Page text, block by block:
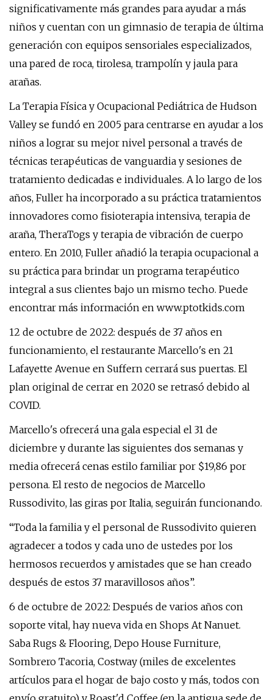
significativamente más grandes para ayudar a más
niños y cuentan con un gimnasio de terapia de última
generación con equipos sensoriales especializados,
una pared de roca, tirolesa, trampolín y jaula para
arañas.
La Terapia Física y Ocupacional Pediátrica de Hudson
Valley se fundó en 2005 para centrarse en ayudar a los
niños a lograr su mejor nivel personal a través de
técnicas terapéuticas de vanguardia y sesiones de
tratamiento dedicadas e individuales. A lo largo de los
años, Fuller ha incorporado a su práctica tratamientos
innovadores como fisioterapia intensiva, terapia de
araña, TheraTogs y terapia de vibración de cuerpo
entero. En 2010, Fuller añadió la terapia ocupacional a
su práctica para brindar un programa terapéutico
integral a sus clientes bajo un mismo techo. Puede
encontrar más información en www.ptotkids.com
12 de octubre de 2022: después de 37 años en
funcionamiento, el restaurante Marcello's en 21
Lafayette Avenue en Suffern cerrará sus puertas. El
plan original de cerrar en 2020 se retrasó debido al
COVID.
Marcello's ofrecerá una gala especial el 31 de
diciembre y durante las siguientes dos semanas y
media ofrecerá cenas estilo familiar por $19,86 por
persona. El resto de negocios de Marcello
Russodivito, las giras por Italia, seguirán funcionando.
“Toda la familia y el personal de Russodivito quieren
agradecer a todos y cada uno de ustedes por los
hermosos recuerdos y amistades que se han creado
después de estos 37 maravillosos años”.
6 de octubre de 2022: Después de varios años con
soporte vital, hay nueva vida en Shops At Nanuet.
Saba Rugs & Flooring, Depo House Furniture,
Sombrero Tacoria, Costway (miles de excelentes
artículos para el hogar de bajo costo y más, todos con